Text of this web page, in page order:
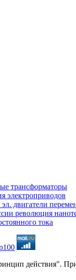
трансформаторы
электроприводов
двигатели
революция
тока
действия".